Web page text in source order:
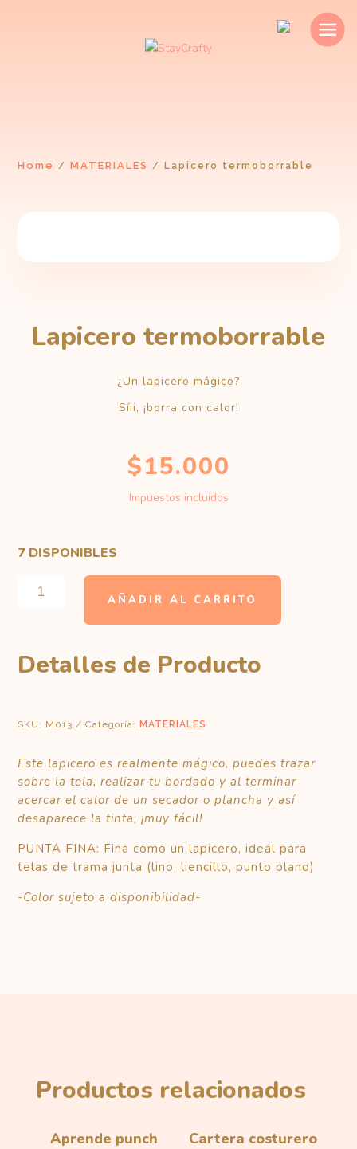
Home / MATERIALES / Lapicero termoborrable
Lapicero termoborrable
¿Un lapicero mágico?
Síii, ¡borra con calor!
$15.000
Impuestos incluidos
7 DISPONIBLES
TERMOBORRABLEAÑADIR AL CARRITO
Detalles de Producto
SKU: M013 Categoría: MATERIALES
Este lapicero es realmente mágico, puedes trazar
sobre la tela, realizar tu bordado y al terminar
acercar el calor de un secador o plancha y así
desaparece la tinta, ¡muy fácil!
PUNTA FINA: Fina como un lapicero, ideal para
telas de trama junta (lino, liencillo, punto plano)
-Color sujeto a disponibilidad-
Productos relacionados
Aprende punch
Cartera costurero